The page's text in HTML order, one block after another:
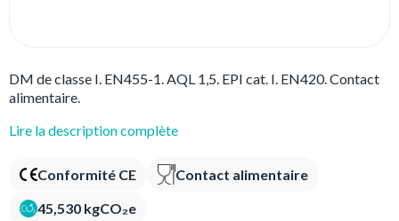
DM de classe I. EN455-1. AQL 1,5. EPI cat. I. EN420. Contact
alimentaire.
Lire la description complète
Conformité CE Contact alimentaire
45,530 kgCO₂e